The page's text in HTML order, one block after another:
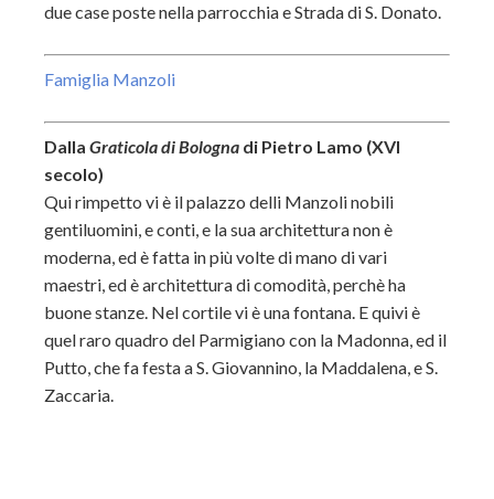
due case poste nella parrocchia e Strada di S. Donato.
Famiglia Manzoli
Dalla Graticola di Bologna di Pietro Lamo (XVI
secolo)
Qui rimpetto vi è il palazzo delli Manzoli nobili
gentiluomini, e conti, e la sua architettura non è
moderna, ed è fatta in più volte di mano di vari
maestri, ed è architettura di comodità, perchè ha
buone stanze. Nel cortile vi è una fontana. E quivi è
quel raro quadro del Parmigiano con la Madonna, ed il
Putto, che fa festa a S. Giovannino, la Maddalena, e S.
Zaccaria.